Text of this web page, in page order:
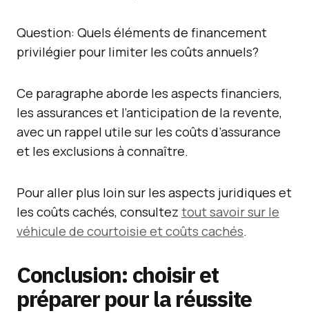
Question: Quels éléments de financement
privilégier pour limiter les coûts annuels?
Ce paragraphe aborde les aspects financiers,
les assurances et l’anticipation de la revente,
avec un rappel utile sur les coûts d’assurance
et les exclusions à connaître.
Pour aller plus loin sur les aspects juridiques et
les coûts cachés, consultez tout savoir sur le
véhicule de courtoisie et coûts cachés.
Conclusion: choisir et
préparer pour la réussite